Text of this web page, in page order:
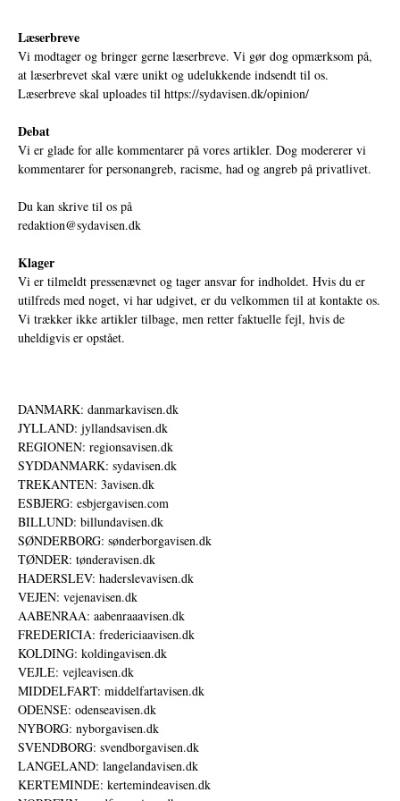
Læserbreve
Vi modtager og bringer gerne læserbreve. Vi gør dog opmærksom på,
at læserbrevet skal være unikt og udelukkende indsendt til os.
Læserbreve skal uploades til https://sydavisen.dk/opinion/
Debat
Vi er glade for alle kommentarer på vores artikler. Dog modererer vi
kommentarer for personangreb, racisme, had og angreb på privatlivet.
Du kan skrive til os på
redaktion@sydavisen.dk
Klager
Vi er tilmeldt pressenævnet og tager ansvar for indholdet. Hvis du er
utilfreds med noget, vi har udgivet, er du velkommen til at kontakte os.
Vi trækker ikke artikler tilbage, men retter faktuelle fejl, hvis de
uheldigvis er opstået.
DANMARK: danmarkavisen.dk
JYLLAND: jyllandsavisen.dk
REGIONEN: regionsavisen.dk
SYDDANMARK: sydavisen.dk
TREKANTEN: 3avisen.dk
ESBJERG: esbjergavisen.com
BILLUND: billundavisen.dk
SØNDERBORG: sønderborgavisen.dk
TØNDER: tønderavisen.dk
HADERSLEV: haderslevavisen.dk
VEJEN: vejenavisen.dk
AABENRAA: aabenraaavisen.dk
FREDERICIA: fredericiaavisen.dk
KOLDING: koldingavisen.dk
VEJLE: vejleavisen.dk
MIDDELFART: middelfartavisen.dk
ODENSE: odenseavisen.dk
NYBORG: nyborgavisen.dk
SVENDBORG: svendborgavisen.dk
LANGELAND: langelandavisen.dk
KERTEMINDE: kertemindeavisen.dk